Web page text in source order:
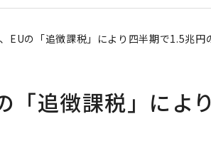
EUの「追徴課税」により四半期で1.5兆円
「追徴課税」によ